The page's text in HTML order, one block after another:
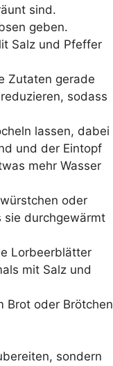
sind.
geben.
Salz und Pfeffer
Zutaten gerade
sodass
lassen, dabei
und der Eintopf
mehr Wasser
oder
sie durchgewärmt
Lorbeerblätter
mit Salz und
Brot oder Brötchen
sondern